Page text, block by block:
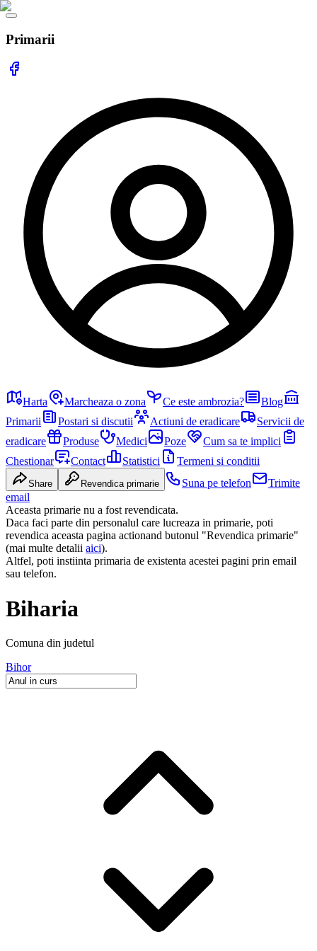
Primarii
Harta Marcheaza o zona Ce este ambrozia?
Blog
Primarii
Postari si discutii Actiuni de eradicare
Servicii de
eradicare
Produse Medici Poze
Cum sa te implici
Chestionar
Contact Statistici Termeni si conditii
Share Revendica primarie Suna pe telefon
Trimite
email
Aceasta primarie nu a fost revendicata.
Daca faci parte din personalul care lucreaza in primarie, poti
revendica aceasta pagina actionand butonul "Revendica primarie"
(mai multe detalii aici).
Altfel, poti instiinta primaria de existenta acestei pagini prin email
sau telefon.
Biharia
Comuna din judetul
Bihor